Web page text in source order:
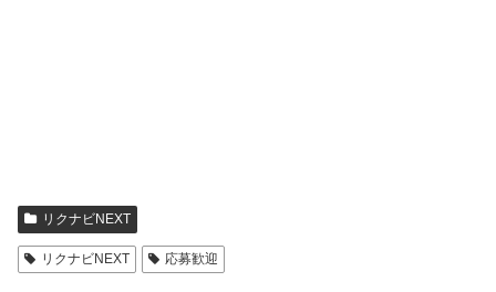
リクナビNEXT
リクナビNEXT 応募歓迎